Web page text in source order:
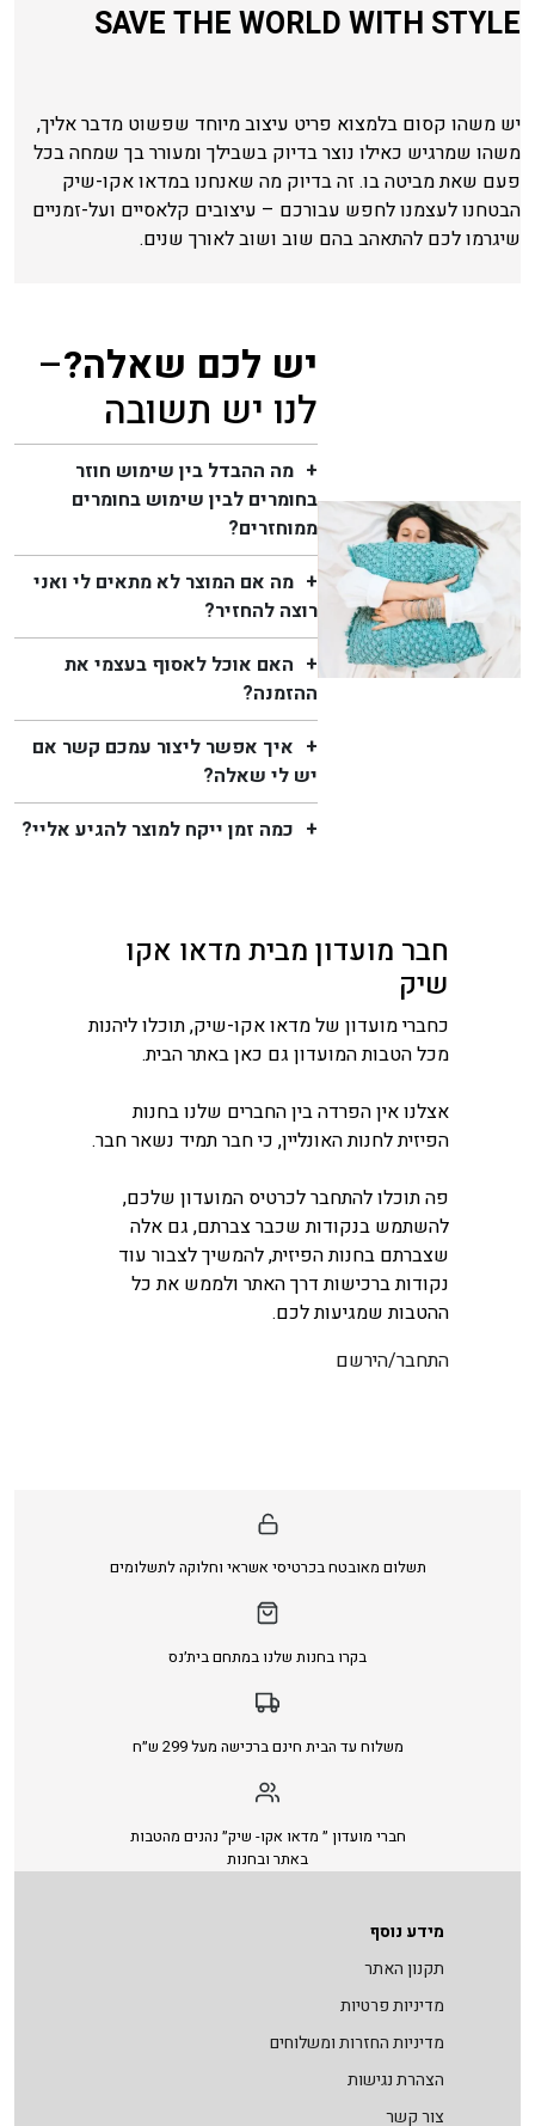
SAVE THE WORLD WITH STYLE
יש משהו קסום בלמצוא פריט עיצוב מיוחד שפשוט מדבר אליך,
משהו שמרגיש כאילו נוצר בדיוק בשבילך ומעורר בך שמחה בכל
פעם שאת מביטה בו. זה בדיוק מה שאנחנו במדאו אקו-שיק
הבטחנו לעצמנו לחפש עבורכם – עיצובים קלאסיים ועל-זמניים
שיגרמו לכם להתאהב בהם שוב ושוב לאורך שנים.
יש לכם שאלה?–
לנו יש תשובה
מה ההבדל בין שימוש חוזר
בחומרים לבין שימוש בחומרים
ממוחזרים?
מה אם המוצר לא מתאים לי ואני
רוצה להחזיר?
האם אוכל לאסוף בעצמי את
ההזמנה?
איך אפשר ליצור עמכם קשר אם
יש לי שאלה?
כמה זמן ייקח למוצר להגיע אליי?
חבר מועדון מבית מדאו אקו
שיק
כחברי מועדון של מדאו אקו-שיק, תוכלו ליהנות
מכל הטבות המועדון גם כאן באתר הבית.
אצלנו אין הפרדה בין החברים שלנו בחנות
הפיזית לחנות האונליין, כי חבר תמיד נשאר חבר.
פה תוכלו להתחבר לכרטיס המועדון שלכם,
להשתמש בנקודות שכבר צברתם, גם אלה
שצברתם בחנות הפיזית, להמשיך לצבור עוד
נקודות ברכישות דרך האתר ולממש את כל
ההטבות שמגיעות לכם.
התחבר/הירשם
תשלום מאובטח בכרטיסי אשראי וחלוקה לתשלומים
בקרו בחנות שלנו במתחם בית׳נס
משלוח עד הבית חינם ברכישה מעל 299 ש״ח
חברי מועדון ״ מדאו אקו- שיק״ נהנים מהטבות
באתר ובחנות
מידע נוסף
תקנון האתר
מדיניות פרטיות
מדיניות החזרות ומשלוחים
הצהרת נגישות
צור קשר